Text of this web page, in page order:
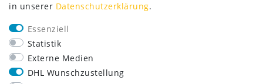
SERVICE
Lieferung nur 2,95 €
Rücksendung kostenfrei
14 Tage Rückgaberecht
Kurze Lieferzeit
in unserer Daten­schutz­erklärung.
Essenziell
Statistik
Externe Medien
DHL Wunschzustellung